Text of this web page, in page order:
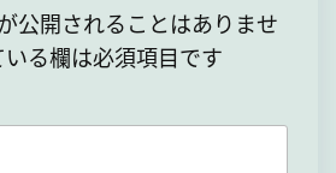
公開されることはありませ
る欄は必須項目です